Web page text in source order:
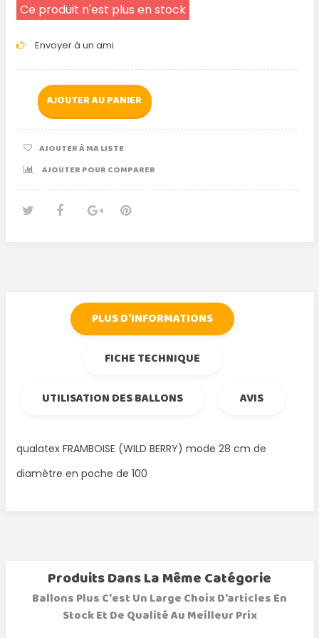
Ce produit n'est plus en stock
Envoyer à un ami
AJOUTER AU PANIER
AJOUTER À MA LISTE
AJOUTER POUR COMPARER
PLUS D'INFORMATIONS
FICHE TECHNIQUE
UTILISATION DES BALLONS
AVIS
qualatex FRAMBOISE (WILD BERRY) mode 28 cm de
diamètre en poche de 100
Produits Dans La Même Catégorie
Ballons Plus C'est Un Large Choix D'articles En
Stock Et De Qualité Au Meilleur Prix